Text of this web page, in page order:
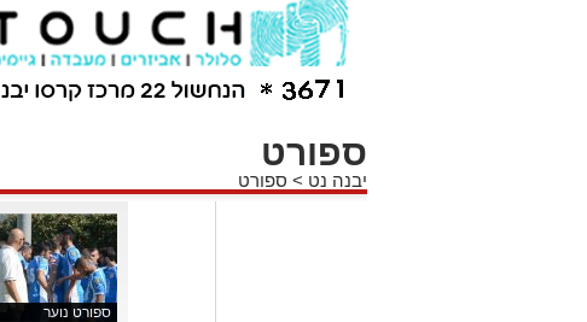
ספורט
יבנה נט > ספורט
ספורט נוער